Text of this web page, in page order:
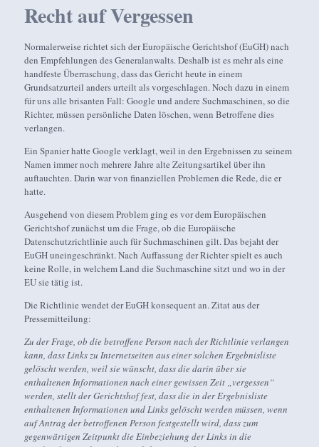
Recht auf Vergessen
Normalerweise richtet sich der Europäische Gerichtshof (EuGH) nach
den Empfehlungen des Generalanwalts. Deshalb ist es mehr als eine
handfeste Überraschung, dass das Gericht heute in einem
Grundsatzurteil anders urteilt als vorgeschlagen. Noch dazu in einem
für uns alle brisanten Fall: Google und andere Suchmaschinen, so die
Richter, müssen persönliche Daten löschen, wenn Betroffene dies
verlangen.
Ein Spanier hatte Google verklagt, weil in den Ergebnissen zu seinem
Namen immer noch mehrere Jahre alte Zeitungsartikel über ihn
auftauchten. Darin war von finanziellen Problemen die Rede, die er
hatte.
Ausgehend von diesem Problem ging es vor dem Europäischen
Gerichtshof zunächst um die Frage, ob die Europäische
Datenschutzrichtlinie auch für Suchmaschinen gilt. Das bejaht der
EuGH uneingeschränkt. Nach Auffassung der Richter spielt es auch
keine Rolle, in welchem Land die Suchmaschine sitzt und wo in der
EU sie tätig ist.
Die Richtlinie wendet der EuGH konsequent an. Zitat aus der
Pressemitteilung:
Zu der Frage, ob die betroffene Person nach der Richtlinie verlangen
kann, dass Links zu Internetseiten aus einer solchen Ergebnisliste
gelöscht werden, weil sie wünscht, dass die darin über sie
enthaltenen Informationen nach einer gewissen Zeit „vergessen“
werden, stellt der Gerichtshof fest, dass die in der Ergebnisliste
enthaltenen Informationen und Links gelöscht werden müssen, wenn
auf Antrag der betroffenen Person festgestellt wird, dass zum
gegenwärtigen Zeitpunkt die Einbeziehung der Links in die